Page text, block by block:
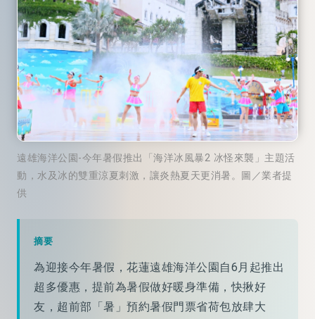
遠雄海洋公園-今年暑假推出「海洋冰風暴2 冰怪來襲」主題活
動，水及冰的雙重涼夏刺激，讓炎熱夏天更消暑。圖／業者提
供
摘要
為迎接今年暑假，花蓮遠雄海洋公園自6月起推出
超多優惠，提前為暑假做好暖身準備，快揪好
友，超前部「暑」預約暑假門票省荷包放肆大